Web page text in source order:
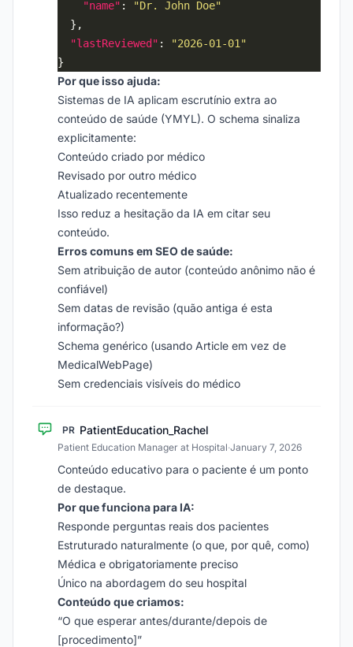
"name" :
"Dr. John Doe"
"lastReviewed" :
"2026-01-01"
Por que isso ajuda:
Sistemas de IA aplicam escrutínio extra ao
conteúdo de saúde (YMYL). O schema sinaliza
explicitamente:
Conteúdo criado por médico
Revisado por outro médico
Atualizado recentemente
Isso reduz a hesitação da IA em citar seu
conteúdo.
Erros comuns em SEO de saúde:
Sem atribuição de autor (conteúdo anônimo não é
confiável)
Sem datas de revisão (quão antiga é esta
informação?)
Schema genérico (usando Article em vez de
MedicalWebPage)
Sem credenciais visíveis do médico
PR PatientEducation_Rachel
Patient Education Manager at Hospital·January 7, 2026
Conteúdo educativo para o paciente é um ponto
de destaque.
Por que funciona para IA:
Responde perguntas reais dos pacientes
Estruturado naturalmente (o que, por quê, como)
Médica e obrigatoriamente preciso
Único na abordagem do seu hospital
Conteúdo que criamos:
“O que esperar antes/durante/depois de
[procedimento]”